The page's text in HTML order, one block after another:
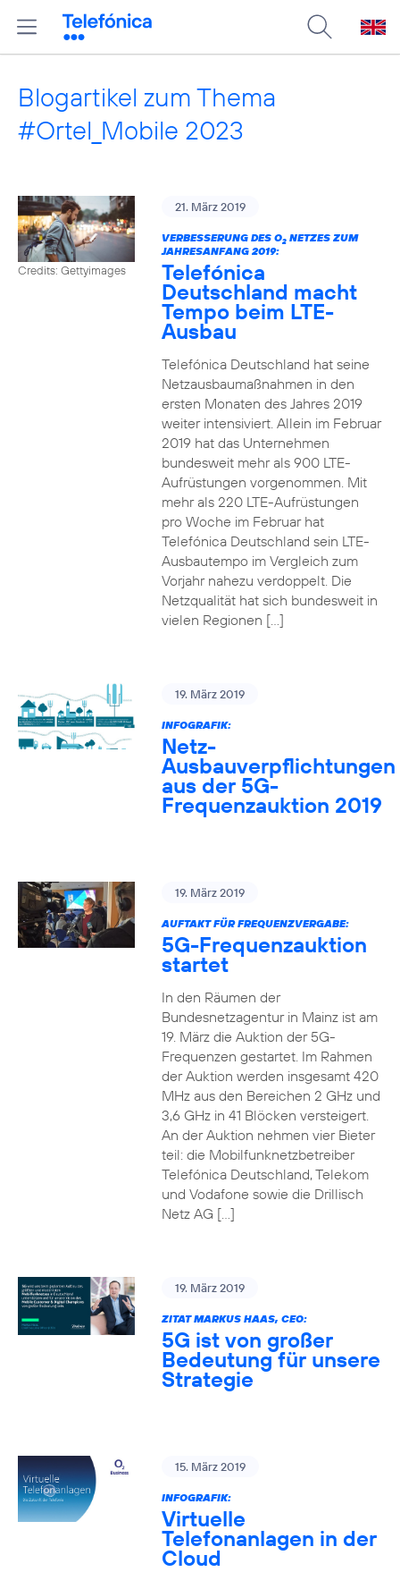
Blogartikel zum Thema
#Ortel_Mobile 2023
Credits: Gettyimages
21. März 2019
VERBESSERUNG DES O2NETZES ZUM
JAHRESANFANG 2019:
Telefónica
Deutschland macht
Tempo beim LTE-
Ausbau
Telefónica Deutschland hat seine
Netzausbaumaßnahmen in den
ersten Monaten des Jahres 2019
weiter intensiviert. Allein im Februar
2019 hat das Unternehmen
bundesweit mehr als 900 LTE-
Aufrüstungen vorgenommen. Mit
mehr als 220 LTE-Aufrüstungen
pro Woche im Februar hat
Telefónica Deutschland sein LTE-
Ausbautempo im Vergleich zum
Vorjahr nahezu verdoppelt. Die
Netzqualität hat sich bundesweit in
vielen Regionen […]
19. März 2019
INFOGRAFIK:
Netz-
Ausbauverpflichtungen
aus der 5G-
Frequenzauktion 2019
19. März 2019
AUFTAKT FÜR FREQUENZVERGABE:
5G-Frequenzauktion
startet
In den Räumen der
Bundesnetzagentur in Mainz ist am
19. März die Auktion der 5G-
Frequenzen gestartet. Im Rahmen
der Auktion werden insgesamt 420
MHz aus den Bereichen 2 GHz und
3,6 GHz in 41 Blöcken versteigert.
An der Auktion nehmen vier Bieter
teil: die Mobilfunknetzbetreiber
Telefónica Deutschland, Telekom
und Vodafone sowie die Drillisch
Netz AG […]
19. März 2019
ZITAT MARKUS HAAS, CEO:
5G ist von großer
Bedeutung für unsere
Strategie
15. März 2019
INFOGRAFIK:
Virtuelle
Telefonanlagen in der
Cloud